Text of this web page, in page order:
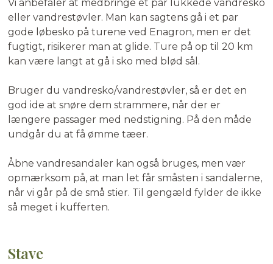
Vi anbefaler at medbringe et par lukkede vandresko
eller vandrestøvler. Man kan sagtens gå i et par
gode løbesko på turene ved Enagron, men er det
fugtigt, risikerer man at glide. Ture på op til 20 km
kan være langt at gå i sko med blød sål.
Bruger du vandresko/vandrestøvler, så er det en
god ide at snøre dem strammere, når der er
længere passager med nedstigning. På den måde
undgår du at få ømme tæer.
Åbne vandresandaler kan også bruges, men vær
opmærksom på, at man let får småsten i sandalerne,
når vi går på de små stier. Til gengæld fylder de ikke
så meget i kufferten.
Stave